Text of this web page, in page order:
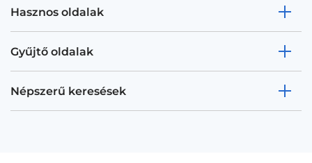
Hasznos oldalak
Gyűjtő oldalak
Népszerű keresések